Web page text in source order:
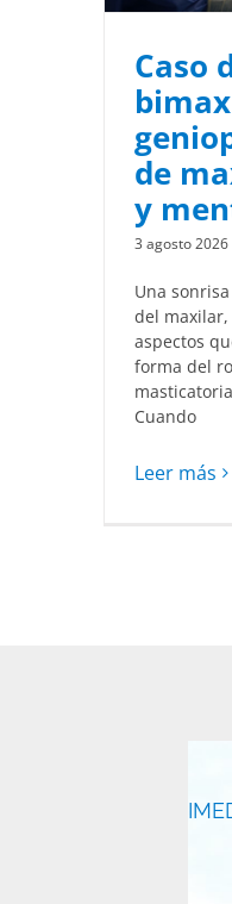
Caso
de
y
3 agosto 2026
Una
del
aspectos
forma del
Cuando
Leer más